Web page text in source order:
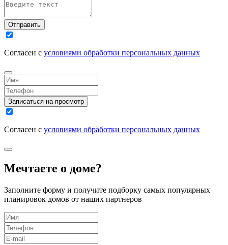
Отправить
Согласен с условиями обработки персональных данных
Записаться на просмотр
Согласен с условиями обработки персональных данных
Мечтаете о доме?
Заполните форму и получите подборку самых популярных
планировок домов от наших партнеров